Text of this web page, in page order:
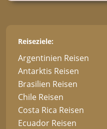
Reiseziele:
Argentinien Reisen
Antarktis Reisen
Brasilien Reisen
Chile Reisen
Costa Rica Reisen
Ecuador Reisen